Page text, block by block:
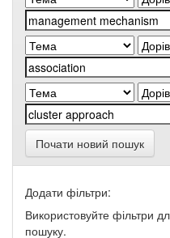
Почати новий пошук
Додати фільтри:
Використовуйте фільтри
пошуку.